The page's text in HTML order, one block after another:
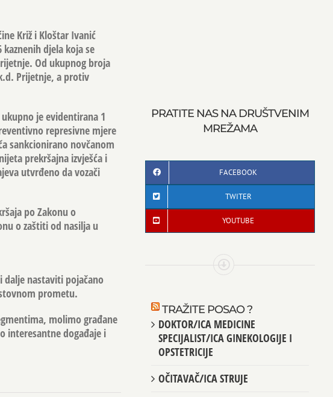
Križ i Kloštar Ivanić
djela koja se
Od ukupnog broja
Prijetnje, a protiv
je evidentirana 1
represivne mjere
sankcionirano novčanom
prekršajna izvješća i
utvrđeno da vozači
po Zakonu o
o zaštiti od nasilja u
dalje nastaviti pojačano
prometu.
molimo građane
interesantne događaje i
PRATITE NAS NA DRUŠTVENIM
MREŽAMA
FACEBOOK
TWITER
YOUTUBE
TRAŽITE POSAO ?
DOKTOR/ICA MEDICINE
SPECIJALIST/ICA GINEKOLOGIJE I
OPSTETRICIJE
OČITAVAČ/ICA STRUJE